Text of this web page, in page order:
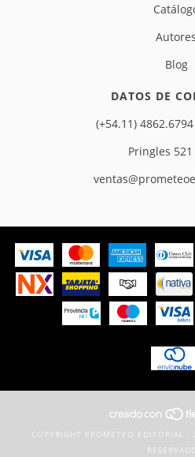
Autores
Blog
DATOS DE
(+54.11)
Pringles 521
COPYRIGHT PROMETEO EDITORIAL